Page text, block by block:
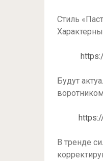
Стиль
Будут
В тренде